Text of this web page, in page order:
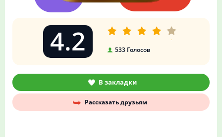
4.2 533Голосов
В закладки
Рассказать друзьям